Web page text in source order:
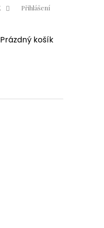
ÚDAJŮ
Přihlášení
NÁKUPNÍ
Prázdný košík